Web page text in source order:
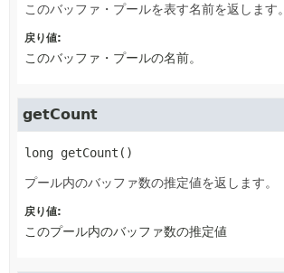
このバッファ・プールを表す名前を返します。
戻り値:
このバッファ・プールの名前。
getCount
long getCount ()
プール内のバッファ数の推定値を返します。
戻り値:
このプール内のバッファ数の推定値